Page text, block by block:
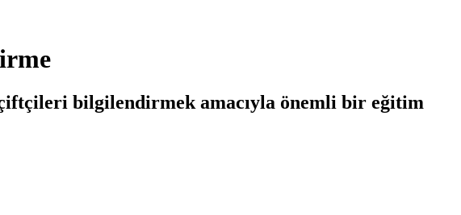
bilgilendirmek amacıyla önemli bir eğitim